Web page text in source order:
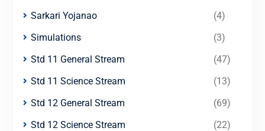
Sarkari Yojanao
(4)
Simulations
(3)
Std 11 General Stream
(47)
Std 11 Science Stream
(13)
Std 12 General Stream
(69)
Std 12 Science Stream
(22)